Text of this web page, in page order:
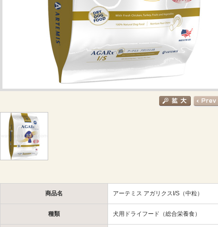
商品名 アーテミス アガリクスI/S（中粒）
種類 犬用ドライフード（総合栄養食）